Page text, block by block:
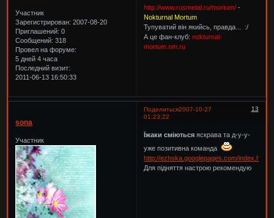
Участник
Зарегистрирован: 2007-08-20
Приглашений: 0
Сообщений: 318
Провел на форуме:
5 дней 4 часа
Последний визит:
2011-06-13 16:50:33
http://www.rusmetal.ru/mortum/ -
Nokturnal Mortum
Тупуватий він якийсь, правда... :/
А це фан-клуб:nokturnal-
mortum.nm.ru
Поделиться 13
2007-10-27
01:23:22
sona
Участник
Їжаки сміютьсяяскрава та д-у-у-
уже позитивна команда
http://ezhska.googlepages.com/index.html
Для підняття настрою рекомендую